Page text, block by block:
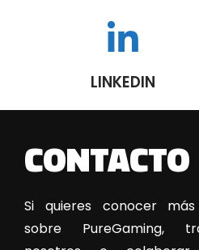
LINKEDIN
CONTACTO
Si quieres conocer
sobre PureGaming,